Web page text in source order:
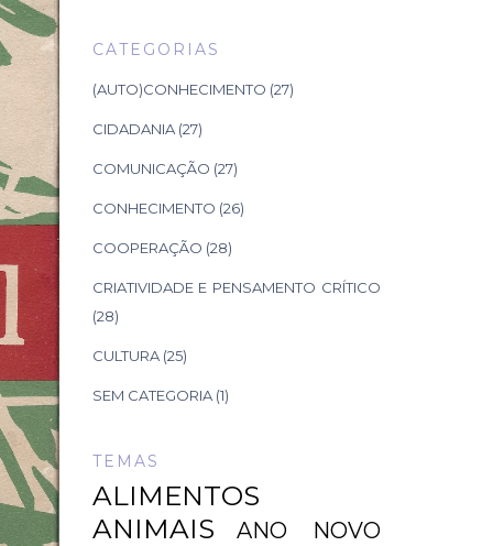
CATEGORIAS
(AUTO)CONHECIMENTO (27)
CIDADANIA(27)
COMUNICAÇÃO (27)
CONHECIMENTO (26)
COOPERAÇÃO (28)
CRIATIVIDADE E PENSAMENTO CRÍTICO
(28)
CULTURA(25)
SEM CATEGORIA(1)
TEMAS
ALIMENTOS
ANIMAIS
ANO NOVO